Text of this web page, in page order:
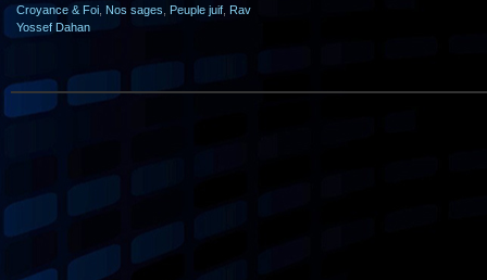
Croyance & Foi Nos sages Peuple juif Rav
Yossef Dahan